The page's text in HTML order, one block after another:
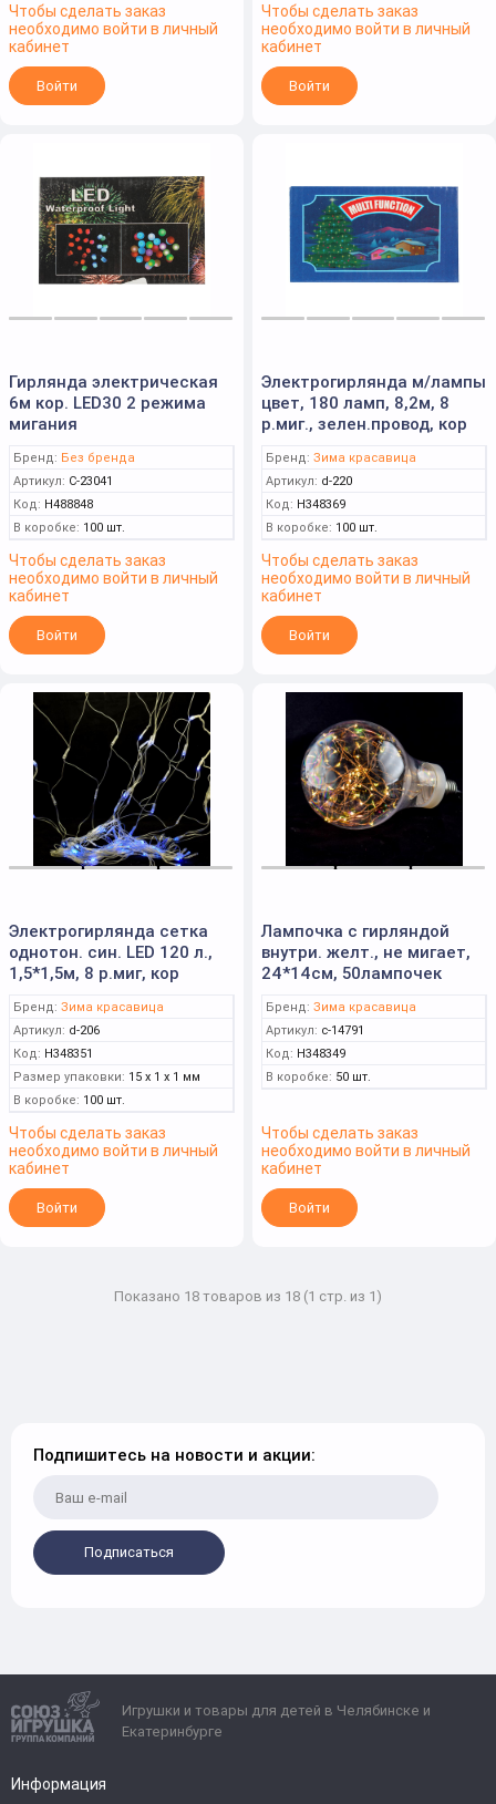
Чтобы сделать заказ
необходимо войти в личный
кабинет
Войти
Чтобы сделать заказ
необходимо войти в личный
кабинет
Войти
Гирлянда электрическая
6м кор. LED30 2 режима
мигания
Бренд: Без бренда
Артикул: C-23041
Код: Н488848
В коробке: 100 шт.
Чтобы сделать заказ
необходимо войти в личный
кабинет
Войти
Электрогирлянда м/лампы
цвет, 180 ламп, 8,2м, 8
р.миг., зелен.провод, кор
Бренд: Зима красавица
Артикул: d-220
Код: Н348369
В коробке: 100 шт.
Чтобы сделать заказ
необходимо войти в личный
кабинет
Войти
Электрогирлянда сетка
однотон. син. LED 120 л.,
1,5*1,5м, 8 р.миг, кор
Бренд: Зима красавица
Артикул: d-206
Код: Н348351
Размер упаковки: 15 x 1 x 1 мм
В коробке: 100 шт.
Чтобы сделать заказ
необходимо войти в личный
кабинет
Войти
Лампочка с гирляндой
внутри. желт., не мигает,
24*14см, 50лампочек
Бренд: Зима красавица
Артикул: c-14791
Код: Н348349
В коробке: 50 шт.
Чтобы сделать заказ
необходимо войти в личный
кабинет
Войти
Показано 18 товаров из 18 (1 стр. из 1)
Подпишитесь на новости и акции:
Подписаться
Игрушки и товары для детей в Челябинске и
Екатеринбурге
Информация